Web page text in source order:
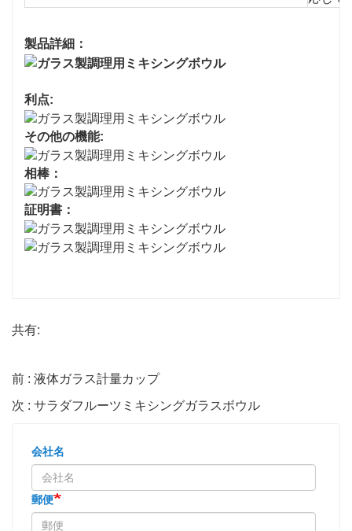
製品詳細：
利点:
その他の機能:
相棒：
証明書：
共有:
前 : 液体ガラス計量カップ
次 : サラダフルーツミキシングガラスボウル
会社名
郵便